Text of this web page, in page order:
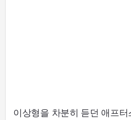
이상형을 차분히 듣던 애프터